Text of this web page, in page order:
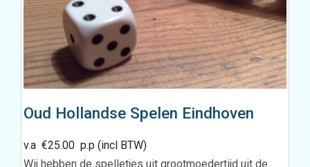
Oud Hollandse Spelen Eindhoven
v.a€25.00 p.p (incl BTW)
Wij hebben de spelletjes uit grootmoedertijd uit de